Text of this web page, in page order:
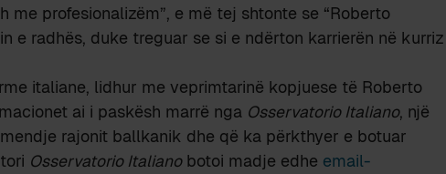
me profesionalizëm”, e më tej shtonte se “Roberto
e radhës, duke treguar se si e ndërton karrierën në kurriz
italiane, lidhur me veprimtarinë kopjuese të Roberto
ai i paskësh marrë nga Osservatorio Italiano, një
rajonit ballkanik dhe që ka përkthyer e botuar
Osservatorio Italianobotoi madje edhe email-